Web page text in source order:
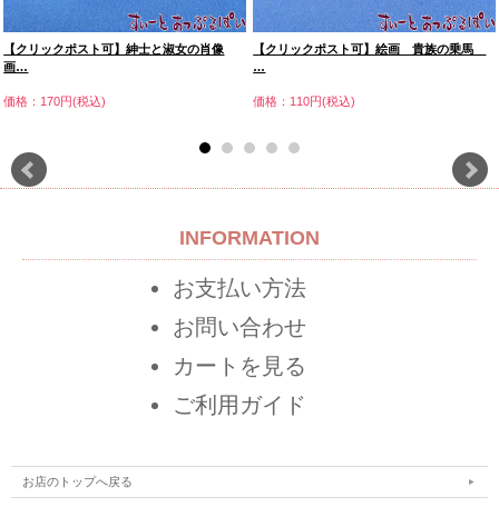
【クリックポスト可】紳士と淑女の肖像
画…
価格：170円(税込)
【クリックポスト可】絵画 貴族の乗馬
…
価格：110円(税込)
INFORMATION
お支払い方法
お問い合わせ
カートを見る
ご利用ガイド
お店のトップへ戻る